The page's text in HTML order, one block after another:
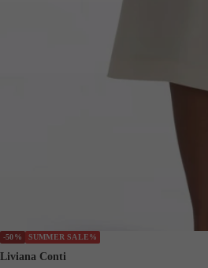
-50% SUMMER SALE%
Liviana Conti